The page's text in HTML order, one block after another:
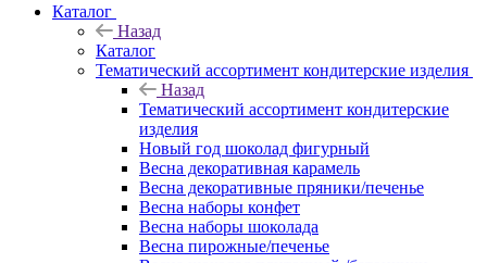
Каталог
Назад
Каталог
Тематический ассортимент кондитерские изделия
Назад
Тематический ассортимент кондитерские
изделия
Новый год шоколад фигурный
Весна декоративная карамель
Весна декоративные пряники/печенье
Весна наборы конфет
Весна наборы шоколада
Весна пирожные/печенье